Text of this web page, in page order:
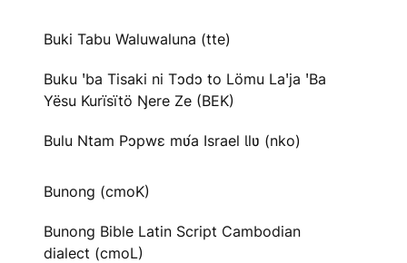
Buki Tabu Waluwaluna (tte)
Buku ꞌba Tisaki ni Tɔdɔ to Lömu Laꞌja ꞌBa
Yësu Kurïsïtö Ŋere Ze (BEK)
Bulu Ntam Pɔpwɛ mʋ́a Israel Ɩlʋ (nko)
Bunong (cmoK)
Bunong Bible Latin Script Cambodian
dialect (cmoL)